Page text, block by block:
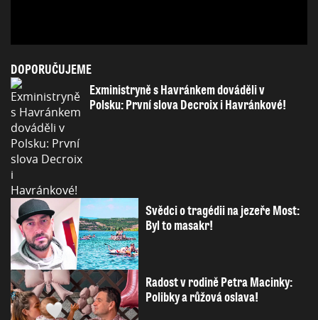
DOPORUČUJEME
Exministryně s Havránkem dováděli v
Polsku: První slova Decroix i Havránkové!
Svědci o tragédii na jezeře Most:
Byl to masakr!
Radost v rodině Petra Macinky:
Polibky a růžová oslava!